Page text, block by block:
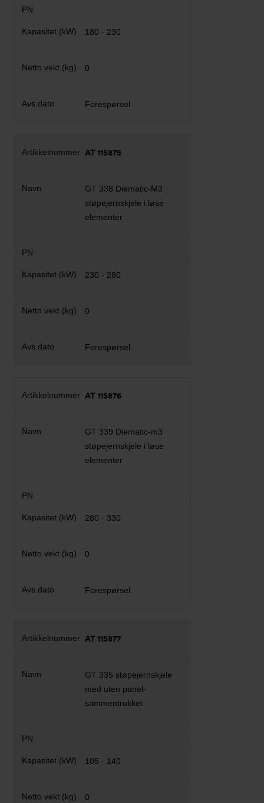
180 - 230
0
Forespørsel
AT 115875
GT 338 Diematic-M3
støpejernskjele i løse
elementer
230 - 280
0
Forespørsel
AT 115876
GT 339 Diematic-m3
støpejernskjele i løse
elementer
280 - 330
0
Forespørsel
AT 115877
GT 335 støpejernskjele
med uten panel-
sammentrukket
105 - 140
0